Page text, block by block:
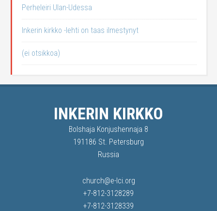
Perheleiri Ulan-Udessa
Inkerin kirkko -lehti on taas ilmestynyt
(ei otsikkoa)
INKERIN KIRKKO
Bolshaja Konjushennaja 8
191186 St. Petersburg
Russia
church@e-lci.org
+7-812-3128289
+7-812-3128339